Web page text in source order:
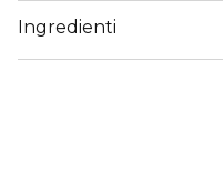
Ingredienti